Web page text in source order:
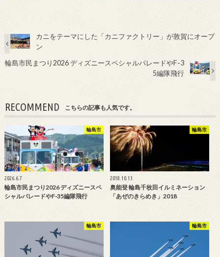
カニをテーマにした「カニファクトリー」が敦賀にオープ
ン
輪島市民まつり2026 ディズニースペシャルパレードやF-3
5編隊飛行
RECOMMEND こちらの記事も人気です。
輪島市
2026.6.7
輪島市民まつり2026 ディズニースペ
シャルパレードやF-35編隊飛行
輪島市
2018.10.13
奥能登 輪島千枚田イルミネーション
「あぜのきらめき」2018
輪島市 輪島市